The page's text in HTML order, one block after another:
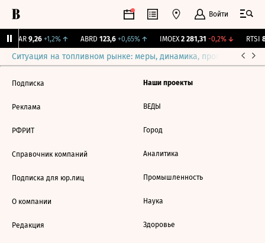
Войти
UTAR 9,26 +1,2%↑ ABRD 123,6 +0,65%↑ IMOEX 2 281,31 -0,2%↓ RTSI
Ситуация на топливном рынке: меры, динамика, прогнозы
Подписка
Реклама
РФРИТ
Справочник компаний
Подписка для юр.лиц
О компании
Редакция
Наши проекты
ВЕДЫ
Город
Аналитика
Промышленность
Наука
Здоровье